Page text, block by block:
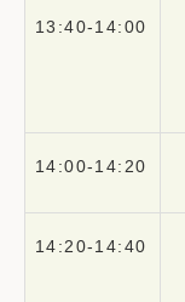
13:40-14:00
14:00-14:20
14:20-14:40